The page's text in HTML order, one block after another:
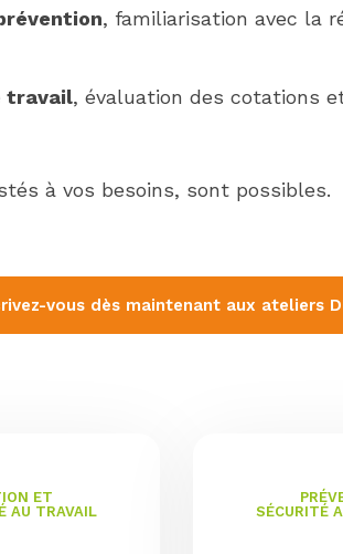
, familiarisation avec la
travail, évaluation des cotations
à vos besoins, sont possibles.
vous dès maintenant aux ateliers
ET
AU TRAVAIL
SÉCURITÉ